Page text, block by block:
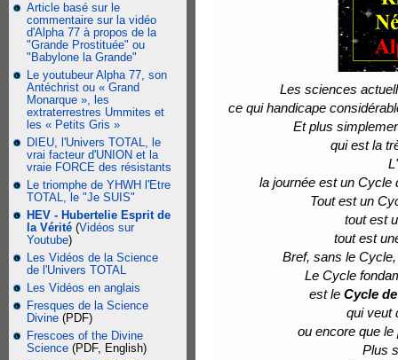
Article basé sur le
commentaire sur la vidéo
d'Alpha 77 à propos de la
"Grande Prostituée" ou
"Babylone la Grande"
Le youtubeur Alpha 77, son
Antéchrist ou « Grand
Monarque », les
extraterrestres Ummites et
les « Petits Gris »
DIEU, l'Univers TOTAL, le
vrai facteur d'UNION et la
vraie FORCE des résistants
Le triomphe de YHWH l'Etre
TOTAL, le "Je SUIS"
HEV - Hubertelie Esprit de
la Vérité (Vidéos sur
Youtube)
Les Vidéos de la Science
de l'Univers TOTAL
Les Vidéos en anglais
Fresques de la Science
Divine (PDF)
Frescoes of the Divine
Science (PDF, English)
Les sciences
ce qui handicape
Et plus
qui est la
la journée est un Cycle
Tout est un
tout est
tout est
Bref, sans le
Le Cycle
est le Cycle
qui veut
ou encore que
Plus